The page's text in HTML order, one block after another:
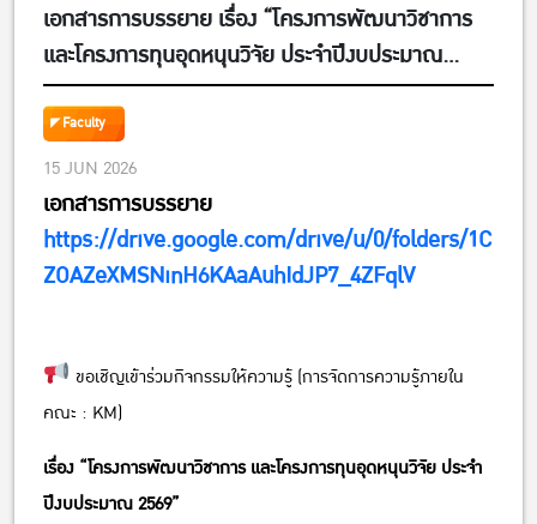
เอกสารการบรรยาย เรื่อง “โครงการพัฒนาวิชาการ
และโครงการทุนอุดหนุนวิจัย ประจำปีงบประมาณ
2569”
Faculty
15 JUN 2026
เอกสารการบรรยาย
https://drive.google.com/drive/u/0/folders/1C
ZOAZeXMSNinH6KAaAuhIdJP7_4ZFqlV
ขอเชิญเข้าร่วมกิจกรรมให้ความรู้ (การจัดการความรู้ภายใน
คณะ : KM)
เรื่อง “โครงการพัฒนาวิชาการ และโครงการทุนอุดหนุนวิจัย ประจำ
ปีงบประมาณ 2569”